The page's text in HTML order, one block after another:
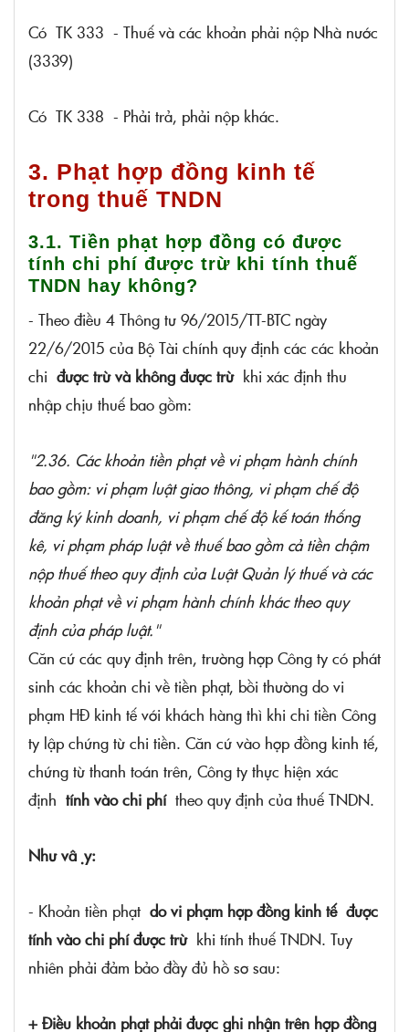
Có TK 333 - Thuế và các khoản phải nộp Nhà nước
(3339)
Có TK 338 - Phải trả, phải nộp khác.
3. Phạt hợp đồng kinh tế
trong thuế TNDN
3.1. Tiền phạt hợp đồng có được
tính chi phí được trừ khi tính thuế
TNDN hay không?
- Theo điều 4 Thông tư 96/2015/TT-BTC ngày
22/6/2015 của Bộ Tài chính quy định các các khoản
chi được trừ và không được trừkhi xác định thu
nhập chịu thuế bao gồm:
"2.36. Các khoản tiền phạt về vi phạm hành chính
bao gồm: vi phạm luật giao thông, vi phạm chế độ
đăng ký kinh doanh, vi phạm chế độ kế toán thống
kê, vi phạm pháp luật về thuế bao gồm cả tiền chậm
nộp thuế theo quy định của Luật Quản lý thuế và các
khoản phạt về vi phạm hành chính khác theo quy
định của pháp luật."
Căn cứ các quy định trên, trường hợp Công ty có phát
sinh các khoản chi về tiền phạt, bồi thường do vi
phạm HĐ kinh tế với khách hàng thì khi chi tiền Công
ty lập chứng từ chi tiền. Căn cứ vào hợp đồng kinh tế,
chứng từ thanh toán trên, Công ty thực hiện xác
định tính vào chi phítheo quy định của thuế TNDN.
Như vậy:
- Khoản tiền phạt do vi phạm hợp đồng kinh tế được
tính vào chi phí được trừkhi tính thuế TNDN. Tuy
nhiên phải đảm bảo đầy đủ hồ sơ sau:
+ Điều khoản phạt phải được ghi nhận trên hợp đồng